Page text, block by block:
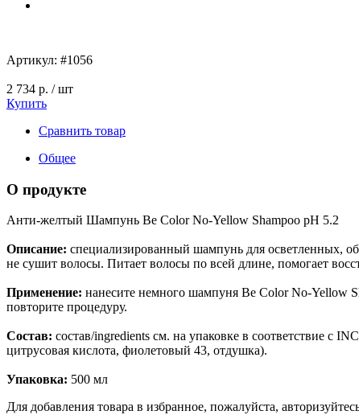
Артикул: #1056
2 734 р. / шт
Купить
Сравнить товар
Общее
О продукте
Анти-желтый Шампунь Be Color No-Yellow Shampoo pH 5.2
Описание: специализированный шампунь для осветленных,
не сушит волосы. Питает волосы по всей длине, помогает
Применение: нанесите немного шампуня Be Color No-Yellow
повторите процедуру.
Состав: состав/ingredients см. на упаковке в соответствие с
цитрусовая кислота, фиолетовый 43, отдушка).
Упаковка: 500 мл
Для добавления товара в избранное, пожалуйста,